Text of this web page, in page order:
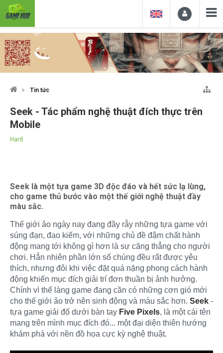
Tin tức
Seek - Tác phẩm nghệ thuật đích thực trên
Mobile
Hard
Seek là một tựa game 3D độc đáo và hết sức lạ lùng,
cho game thủ bước vào một thế giới nghệ thuật đầy
màu sắc.
Thế giới ảo ngày nay đang đầy rẫy những tựa game với
súng đạn, đao kiếm, với những chủ đề đậm chất hành
động mang tới không gì hơn là sự căng thẳng cho người
chơi. Hẳn nhiên phần lớn số chúng đều rất được yêu
thích, nhưng đôi khi việc đặt quá nặng phong cách hành
động khiến mục đích giải trí đơn thuần bị ảnh hưởng.
Chính vì thế làng game đang cần có những cơn gió mới
cho thế giới ảo trở nên sinh động và màu sắc hơn. Seek -
tựa game giải đố dưới bàn tay Five Pixels, là một cái tên
mang trên mình mục đích đó... một đại diện thiên hướng
khám phá với nền đồ họa cực kỳ nghệ thuật.